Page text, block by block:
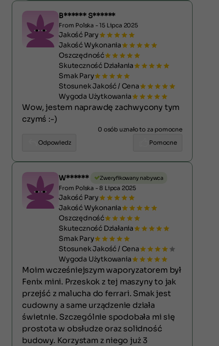
B****** S******
From Polska - 15 Lipca 2025
Jakość Pary
Jakość Wykonania
Oszczędność
Skuteczność Działania
Smak Pary
Stosunek Jakość / Cena
Wygoda Użytkowania
Wow, jestem naprawdę zachwycony tym
czymś :-)
0 osób uznało to za pomocne
Odpowiedz
Pomocne
W****** Zweryfikowany nabywca
From Polska - 8 Lipca 2025
Jakość Pary
Jakość Wykonania
Oszczędność
Skuteczność Działania
Smak Pary
Stosunek Jakość / Cena
Wygoda Użytkowania
Moim wcześniejszym waporyzatorem był
Fenix mini. Przeskok z tej maszyny to jak
przejść z malucha do ferrari. Smak jest
cudowny a same urządzenie działa
świetnie. Szczególnie spodobała mi się
prostota w obsłudze oraz solidność
budowy. Korzystam z niego już 3